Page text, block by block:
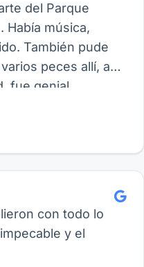
del Parque
Había música,
También pude
peces allí, así
fue genial.
y su experiencia
parejas o
con todo lo
y el